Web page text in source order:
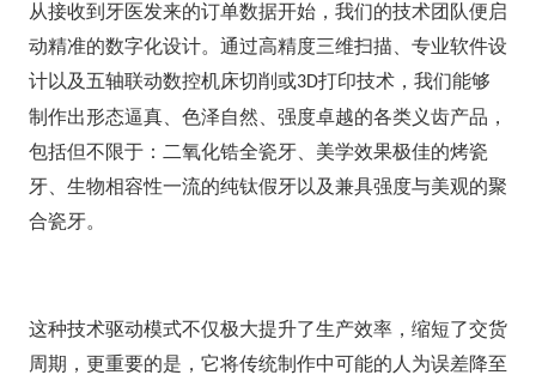
从接收到牙医发来的订单数据开始，我们的技术团队便启
动精准的数字化设计。通过高精度三维扫描、专业软件设
计以及五轴联动数控机床切削或3D打印技术，我们能够
制作出形态逼真、色泽自然、强度卓越的各类义齿产品，
包括但不限于：二氧化锆全瓷牙、美学效果极佳的烤瓷
牙、生物相容性一流的纯钛假牙以及兼具强度与美观的聚
合瓷牙。
这种技术驱动模式不仅极大提升了生产效率，缩短了交货
周期，更重要的是，它将传统制作中可能的人为误差降至